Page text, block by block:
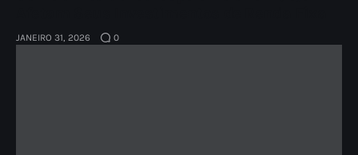
JANEIRO 31, 2026 0